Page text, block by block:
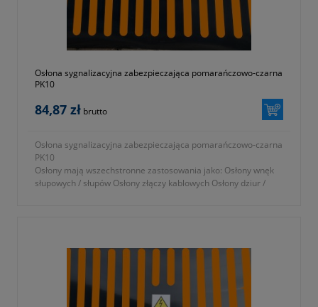
Osłona sygnalizacyjna zabezpieczająca pomarańczowo-czarna
PK10
84,87 zł brutto
Osłona sygnalizacyjna zabezpieczająca pomarańczowo-czarna
PK10
Osłony mają wszechstronne zastosowania jako: Osłony wnęk
słupowych / słupów Osłony złączy kablowych Osłony dziur /